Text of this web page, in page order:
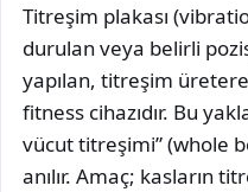
Titreşim plakası
durulan veya belirli
yapılan, titreşim
fitness cihazıdır. Bu
vücut titreşimi” (whole
anılır. Amaç; kasların